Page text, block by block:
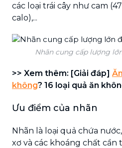
các loại trái cây như cam
calo),...
Nhãn cung cấp lượng
>> Xem thêm: [Giải đáp]
không? 16 loại quả ăn
Ưu điểm của nhãn
Nhãn là loại quả chứa
xơ và các khoáng chất